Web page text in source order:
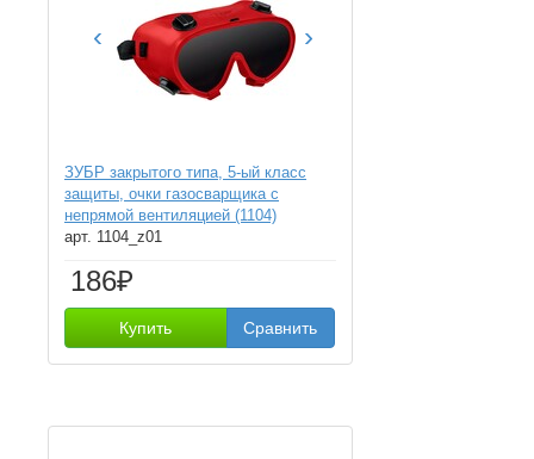
‹ ›
ЗУБР закрытого типа, 5-ый класс
защиты, очки газосварщика с
непрямой вентиляцией (1104)
арт. 1104_z01
186₽
Купить Сравнить